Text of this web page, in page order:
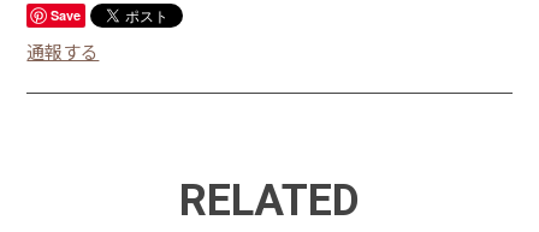
Save
通報する
RELATED